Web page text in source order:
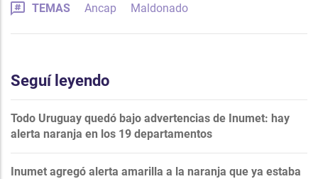
TEMAS Ancap Maldonado
Seguí leyendo
Todo Uruguay quedó bajo advertencias de Inumet: hay
alerta naranja en los 19 departamentos
Inumet agregó alerta amarilla a la naranja que ya estaba